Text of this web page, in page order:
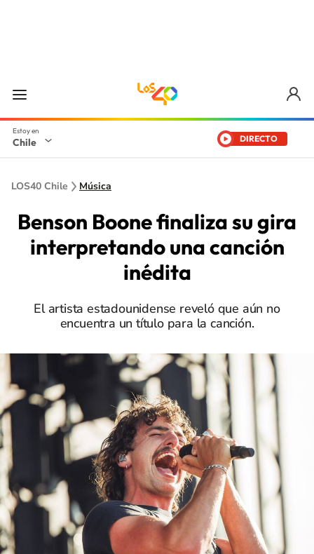
Chile DIRECTO
LOS40 Chile Música
Benson Boone finaliza su gira
interpretando una canción
inédita
El artista estadounidense reveló que aún no
encuentra un título para la canción.